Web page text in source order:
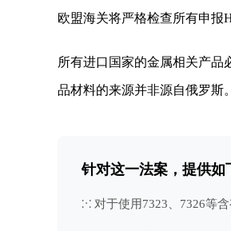
欧盟海关将严格检查所有申报
所有进口国家的金属相关产品
品材料的来源并非源自俄罗斯。
针对这一法案，提供如
⁙ 对于使用7323、7326等